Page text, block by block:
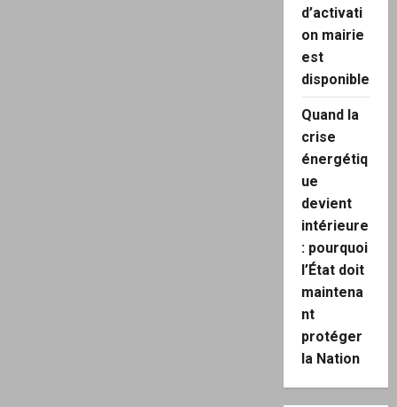
d’activati
on mairie
est
disponible
Quand la
crise
énergétiq
ue
devient
intérieure
: pourquoi
l’État doit
maintena
nt
protéger
la Nation